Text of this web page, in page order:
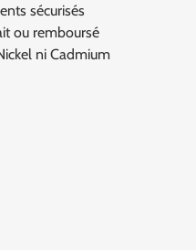
sécurisés
ou remboursé
ni Cadmium